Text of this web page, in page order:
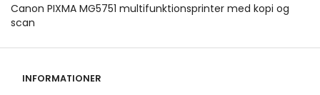
Canon PIXMA MG5751 multifunktionsprinter med kopi og
scan
INFORMATIONER